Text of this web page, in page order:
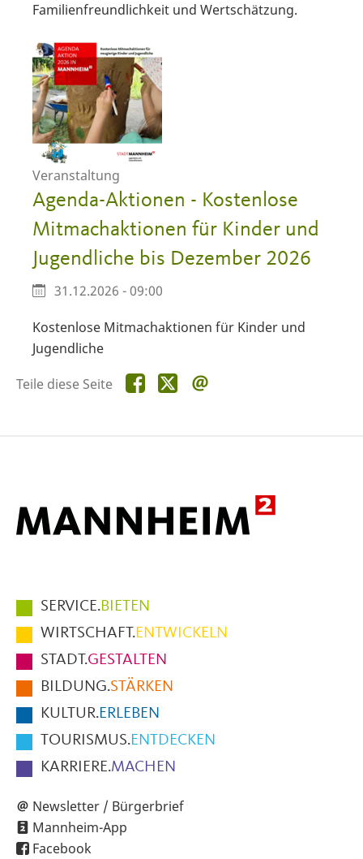
Familienfreundlichkeit und Wertschätzung.
Veranstaltung
Agenda-Aktionen - Kostenlose
Mitmachaktionen für Kinder und
Jugendliche bis Dezember 2026
31.12.2026 - 09:00
Kostenlose Mitmachaktionen für Kinder und
Jugendliche
Teile diese Seite
Teile
diese
Teile
diese
Hauptmenüpunkte
im
Fußbereich
der
Seite
SERVICE.BIETEN
WIRTSCHAFT.ENTWICKELN
STADT.GESTALTEN
BILDUNG.STÄRKEN
KULTUR.ERLEBEN
TOURISMUS.ENTDECKEN
KARRIERE.MACHEN
Newsletter / Bürgerbrief
Mannheim-App
Facebook